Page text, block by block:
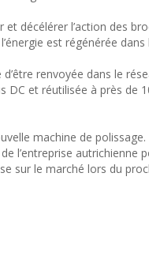
décélérer l’action des
est régénérée dans
renvoyée dans le
DC et réutilisée à près de
machine de polissage.
l’entreprise autrichienne
sur le marché lors du